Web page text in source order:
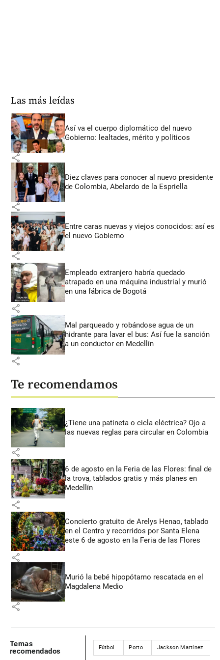
Las más leídas
Así va el cuerpo diplomático del nuevo
Gobierno: lealtades, mérito y políticos
share
Diez claves para conocer al nuevo presidente
de Colombia, Abelardo de la Espriella
share
Entre caras nuevas y viejos conocidos: así es
el nuevo Gobierno
share
Empleado extranjero habría quedado
atrapado en una máquina industrial y murió
en una fábrica de Bogotá
share
Mal parqueado y robándose agua de un
hidrante para lavar el bus: Así fue la sanción
a un conductor en Medellín
share
Te recomendamos
¿Tiene una patineta o cicla eléctrica? Ojo a
las nuevas reglas para circular en Colombia
share
6 de agosto en la Feria de las Flores: final de
la trova, tablados gratis y más planes en
Medellín
share
Concierto gratuito de Arelys Henao, tablado
en el Centro y recorridos por Santa Elena
este 6 de agosto en la Feria de las Flores
share
Murió la bebé hipopótamo rescatada en el
Magdalena Medio
share
Temas
recomendados
Fútbol Porto Jackson Martínez